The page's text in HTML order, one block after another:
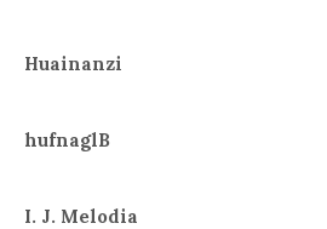
Huainanzi
hufnaglB
I. J. Melodia